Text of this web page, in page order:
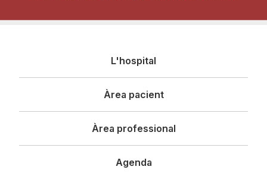
L'hospital
Àrea pacient
Àrea professional
Agenda